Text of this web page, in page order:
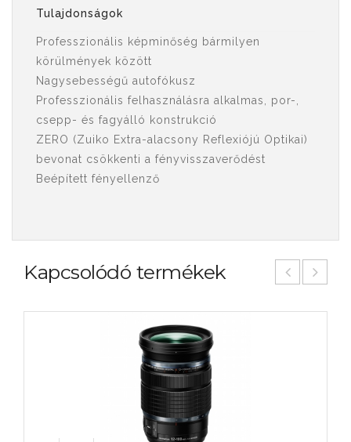
Tulajdonságok
Professzionális képminőség bármilyen
körülmények között
Nagysebességű autofókusz
Professzionális felhasználásra alkalmas, por-,
csepp- és fagyálló konstrukció
ZERO (Zuiko Extra-alacsony Reflexiójú Optikai)
bevonat csökkenti a fényvisszaverődést
Beépített fényellenző
Kapcsolódó termékek